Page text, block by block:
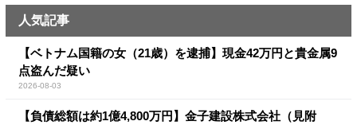
人気記事
【ベトナム国籍の女（21歳）を逮捕】現金42万円と貴金属9
点盗んだ疑い
2026-08-03
【負債総額は約1億4,800万円】金子建設株式会社（見附